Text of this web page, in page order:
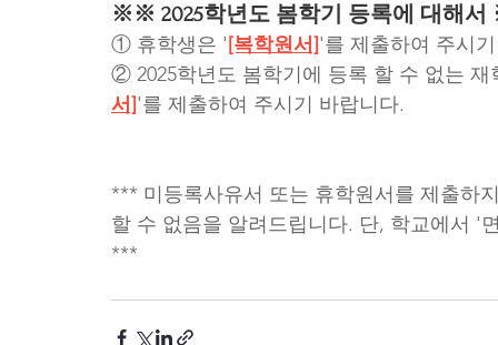
※※ 2025학년도 봄학기 등록에 대해
① 휴학생은 '[복학원서]'를 제출하여 주시
② 2025학년도 봄학기에 등록 할 수 없는 재
서]'를 제출하여 주시기 바랍니다.
*** 미등록사유서 또는 휴학원서를 제출하
할 수 없음을 알려드립니다. 단, 학교에서 '
***